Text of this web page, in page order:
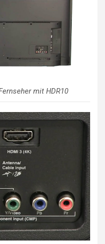
mit HDR10